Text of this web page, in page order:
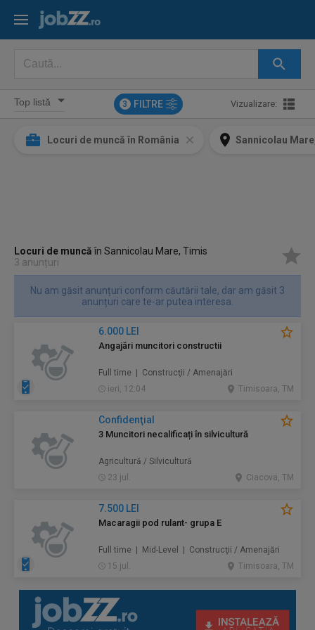
3 FILTRE Vizualizare:
Locuri de muncă în România Sannicolau
Locuri de muncăîn Sannicolau Mare, Timis
3 anunțuri
Nu am găsit anunțuri conform căutării tale, dar am găsit 3
anunțuri care te-ar putea interesa.
6.000 LEI
Angajări muncitori constructii
Full time | Construcţii / Amenajări
ieri, 12:04
Timisoara, TM
Confidenţial
3 Muncitori necalificați în silvicultură
Agricultură / Silvicultură
23 jul.
Ciacova, TM
7.500 LEI
Macaragii pod rulant- grupa E
Full time | Mid-Level | Construcţii / Amenajări
15 jul.
Timisoara, TM